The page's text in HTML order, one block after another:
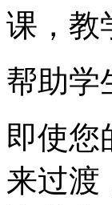
课，教
帮助学
即使您
来过渡